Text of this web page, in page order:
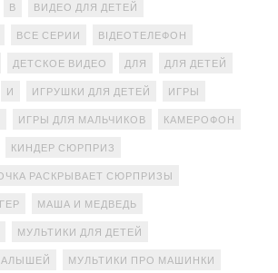
В ВИДЕО ДЛЯ ДЕТЕЙ
ВСЕ СЕРИИ ВІДЕОТЕЛЕФОН
ДЕТСКОЕ ВИДЕО ДЛЯ ДЛЯ ДЕТЕЙ
И ИГРУШКИ ДЛЯ ДЕТЕЙ ИГРЫ
ИГРЫ ДЛЯ МАЛЬЧИКОВ КАМЕРОФОН
КИНДЕР СЮРПРИЗ
РАСКРЫВАЕТ СЮРПРИЗЫ
МАША И МЕДВЕДЬ
МУЛЬТИКИ ДЛЯ ДЕТЕЙ
МУЛЬТИКИ ПРО МАШИНКИ